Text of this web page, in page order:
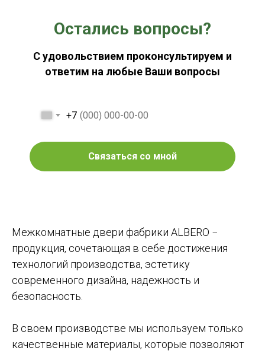
Остались вопросы?
С удовольствием проконсультируем и
ответим на любые Ваши вопросы
+7
Связаться со мной
Межкомнатные двери фабрики ALBERO −
продукция, сочетающая в себе достижения
технологий производства, эстетику
современного дизайна, надежность и
безопасность.
В своем производстве мы используем только
качественные материалы, которые позволяют